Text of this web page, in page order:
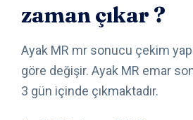
zaman çıkar ?
Ayak MR mr sonucu çekim
göre değişir. Ayak MR emar
3 gün içinde çıkmaktadır.